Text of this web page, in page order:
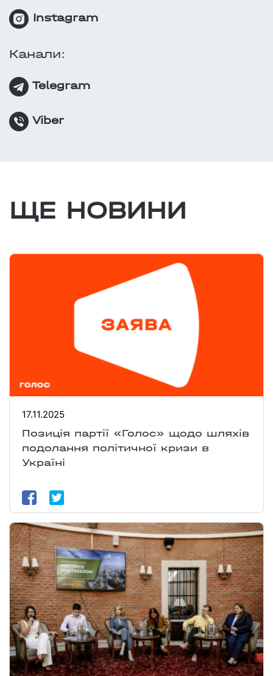
Instagram
Канали:
Telegram
Viber
ЩЕ НОВИНИ
17.11.2025
Позиція партії «Голос» щодо шляхів
подолання політичної кризи в
Україні